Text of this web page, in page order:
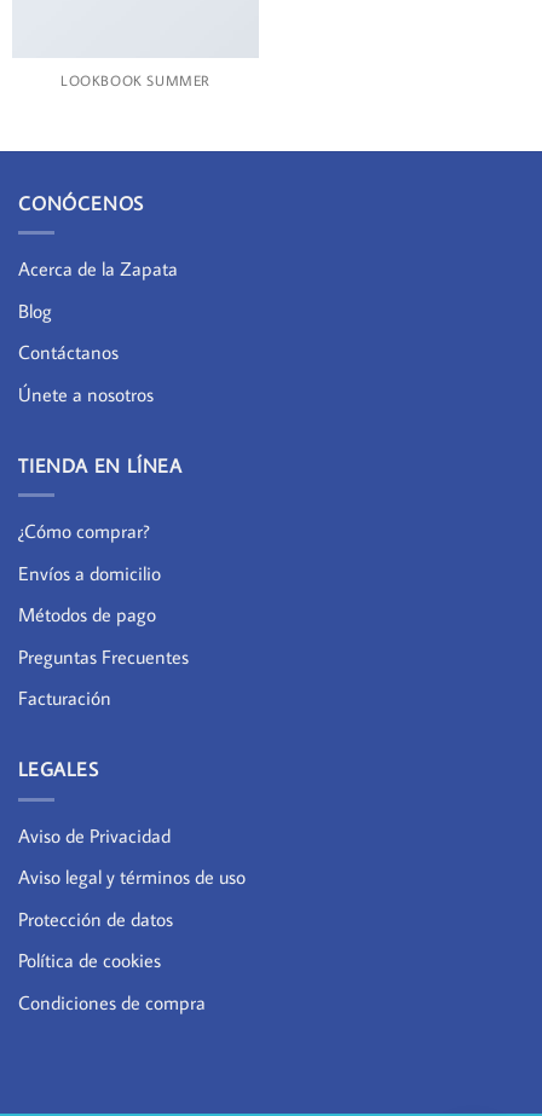
LOOKBOOK SUMMER
CONÓCENOS
Acerca de la Zapata
Blog
Contáctanos
Únete a nosotros
TIENDA EN LÍNEA
¿Cómo comprar?
Envíos a domicilio
Métodos de pago
Preguntas Frecuentes
Facturación
LEGALES
Aviso de Privacidad
Aviso legal y términos de uso
Protección de datos
Política de cookies
Condiciones de compra